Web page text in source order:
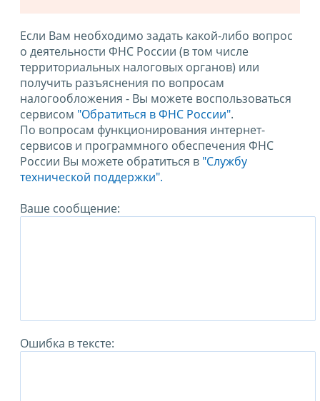
Если Вам необходимо задать какой-либо вопрос
о деятельности ФНС России (в том числе
территориальных налоговых органов) или
получить разъяснения по вопросам
налогообложения - Вы можете воспользоваться
сервисом "Обратиться в ФНС России".
По вопросам функционирования интернет-
сервисов и программного обеспечения ФНС
России Вы можете обратиться в "Службу
технической поддержки".
Ваше сообщение:
Ошибка в тексте: